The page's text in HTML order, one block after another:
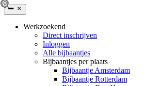
Werkzoekend
Direct inschrijven
Inloggen
Alle bijbaantjes
Bijbaantjes per plaats
Bijbaantje Amsterdam
Bijbaantje Rotterdam